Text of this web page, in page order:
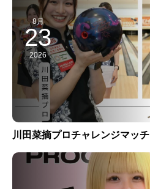
8月
23
2026
川田菜摘プロチャレンジマッチ